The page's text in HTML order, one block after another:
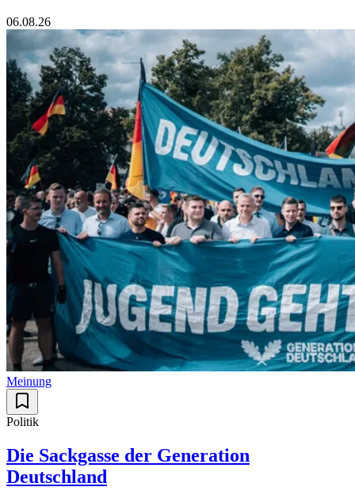
06.08.26
Meinung
Politik
Die Sackgasse der Generation
Deutschland